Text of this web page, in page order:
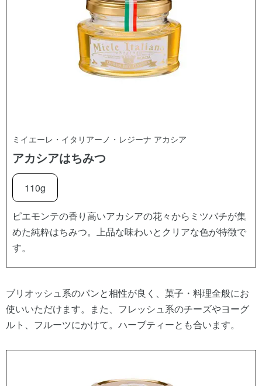
ミイエーレ・イタリアーノ・レジーナ アカシア
アカシアはちみつ
110g
ピエモンテの香り高いアカシアの花々からミツバチが集
めた純粋はちみつ。上品な味わいとクリアな色が特徴で
す。
ブリオッシュ系のパンと相性が良く、菓子・料理全般にお
使いいただけます。また、フレッシュ系のチーズやヨーグ
ルト、フルーツにかけて。ハーブティーとも合います。